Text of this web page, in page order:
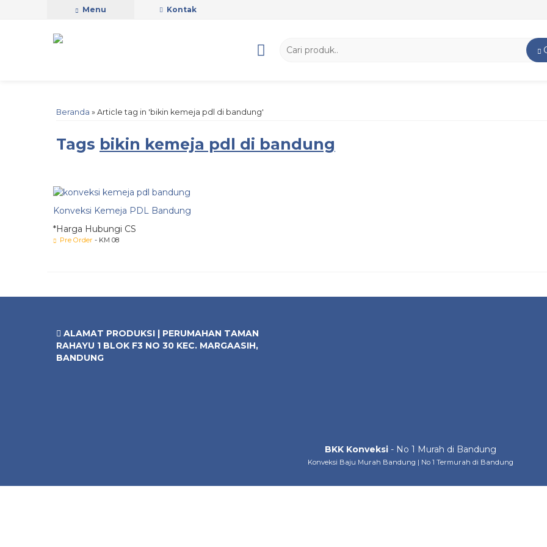
Menu Kontak
Beranda » Article tag in 'bikin kemeja pdl di bandung'
Tags bikin kemeja pdl di bandung
Konveksi Kemeja PDL Bandung
*Harga Hubungi CS
Pre Order - KM 08
ALAMAT PRODUKSI | PERUMAHAN TAMAN
RAHAYU 1 BLOK F3 NO 30 KEC. MARGAASIH,
BANDUNG
BKK Konveksi- No 1 Murah di Bandung
Konveksi Baju Murah Bandung | No 1 Termurah di Bandung